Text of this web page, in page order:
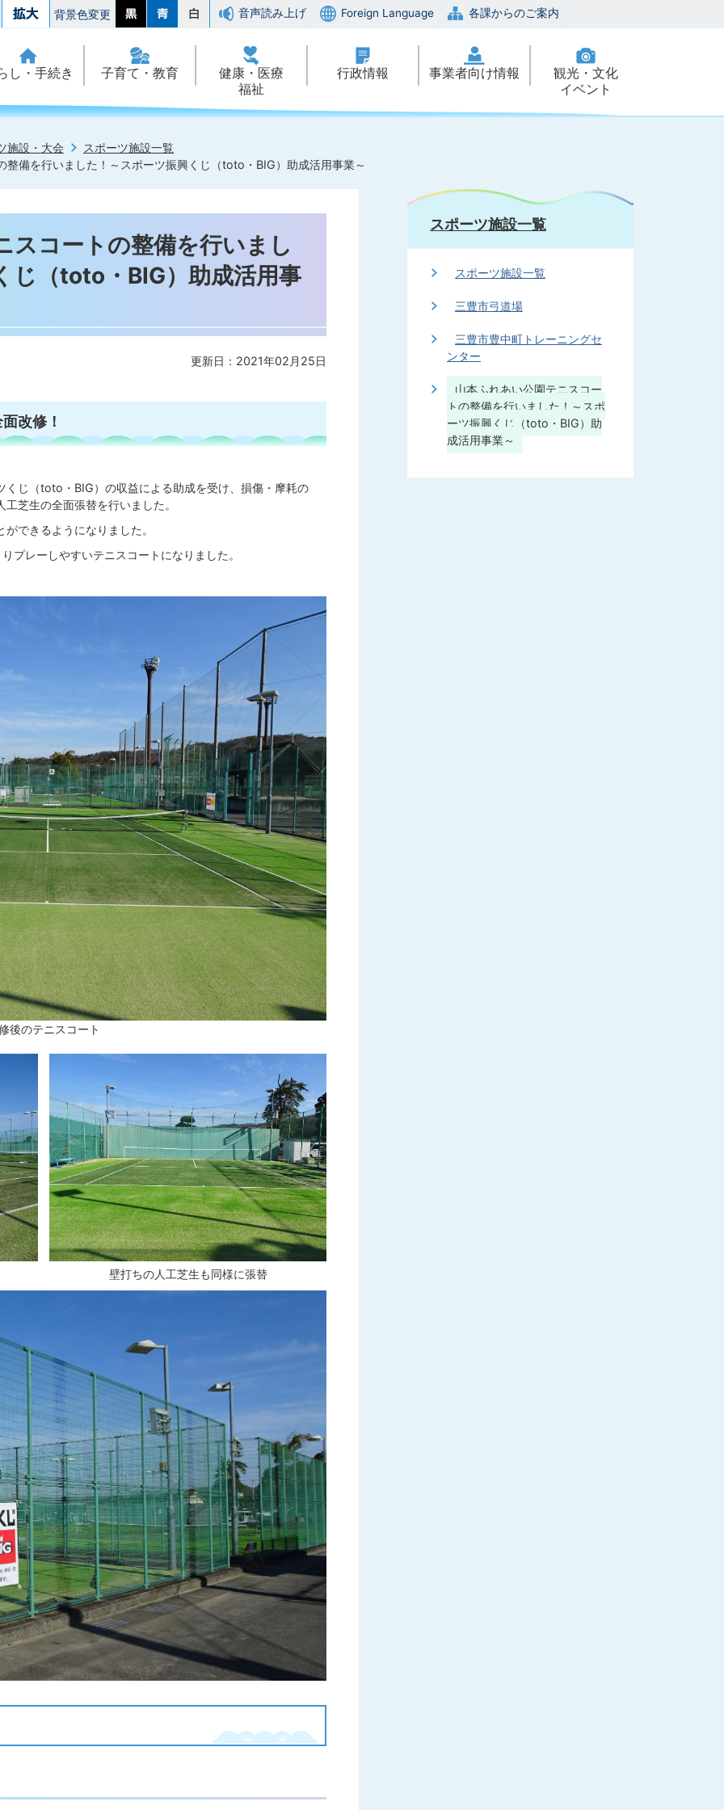
背景色変更 音声読み上げ Foreign Language 各課からのご案内
し・手続き 子育て・教育
健康・医療
福祉
行政情報 事業者向け情報
観光・文化
イベント
施設・大会
スポーツ施設一覧
整備を行いました！～スポーツ振興くじ（toto・BIG）助成活用事業～
スコートの整備を行いまし
じ（toto・BIG）助成活用事
更新日：2021年02月25日
改修！
くじ（toto・BIG）の収益による助成を受け、損傷・摩耗の
芝生の全面張替を行いました。
できるようになりました。
プレーしやすいテニスコートになりました。
後のテニスコート
壁打ちの人工芝生も同様に張替
スポーツ施設一覧
スポーツ施設一覧
三豊市弓道場
三豊市豊中町トレーニングセ
ンター
山本ふれあい公園テニスコー
トの整備を行いました！～スポ
ーツ振興くじ（toto・BIG）助
成活用事業～